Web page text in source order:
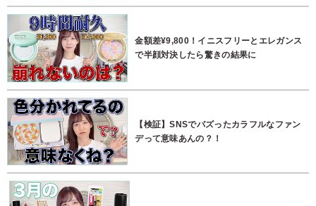
金額差¥9,800！イニスフリーとエレガンス
で半顔対決したら驚きの結果に
【検証】SNSでバズったカラフルなファン
デって意味あんの？！